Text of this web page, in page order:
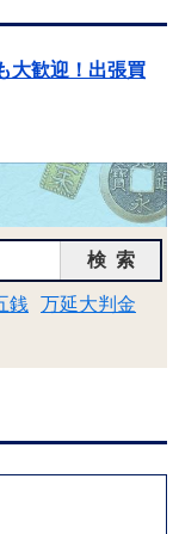
大歓迎！出張買
検索
銭 万延大判金